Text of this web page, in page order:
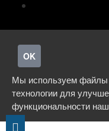
OK
Мы используем файлы
технологии для
функциональности